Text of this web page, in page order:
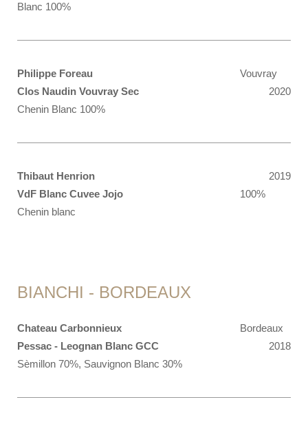
Blanc 100%
Philippe Foreau
Vouvray
2020
Clos Naudin Vouvray Sec
Chenin Blanc 100%
Thibaut Henrion
2019
VdF Blanc Cuvee Jojo
100%
Chenin blanc
BIANCHI - BORDEAUX
Chateau Carbonnieux
Bordeaux
2018
Pessac - Leognan Blanc GCC
Sèmillon 70%, Sauvignon Blanc 30%